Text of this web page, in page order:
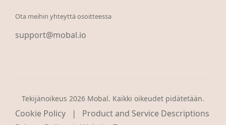
Ota meihin yhteyttä osoitteessa
support@mobal.io
Tekijänoikeus 2026 Mobal. Kaikki oikeudet pidätetään.
Cookie Policy | Product and Service Descriptions